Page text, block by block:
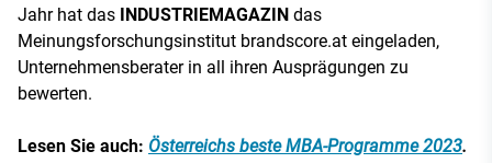
Jahr hat das INDUSTRIEMAGAZIN das
Meinungsforschungsinstitut brandscore.at eingeladen,
Unternehmensberater in all ihren Ausprägungen zu
bewerten.
Lesen Sie auch: Österreichs beste MBA-Programme 2023.